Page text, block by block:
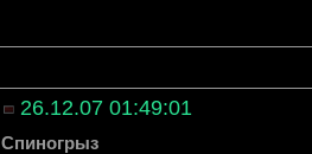
26.12.07 01:49:01
Спиногрыз